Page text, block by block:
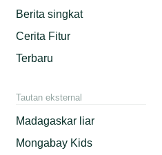
Berita singkat
Cerita Fitur
Terbaru
Tautan eksternal
Madagaskar liar
Mongabay Kids